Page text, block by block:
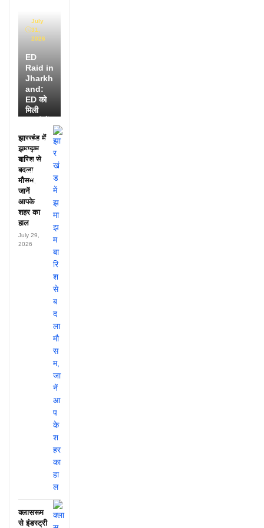
July
31,
2026
ED
Raid in
Jharkh
and:
ED को
मिली
25
अफसरों
के नाम,
हर महीने
पहुंचते थे
लाखों!
झारखंड में
झमाझम
बारिश से
बदला
मौसम,
जानें
आपके
शहर का
हाल
July 29,
2026
क्लासरूम
से इंडस्ट्री